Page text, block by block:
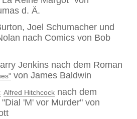
d. Ä.
Joel Schumacher und
nach Comics von Bob
Jenkins nach dem Roman
von James Baldwin
Alfred Hitchcock nach dem
'M' vor Murder" von